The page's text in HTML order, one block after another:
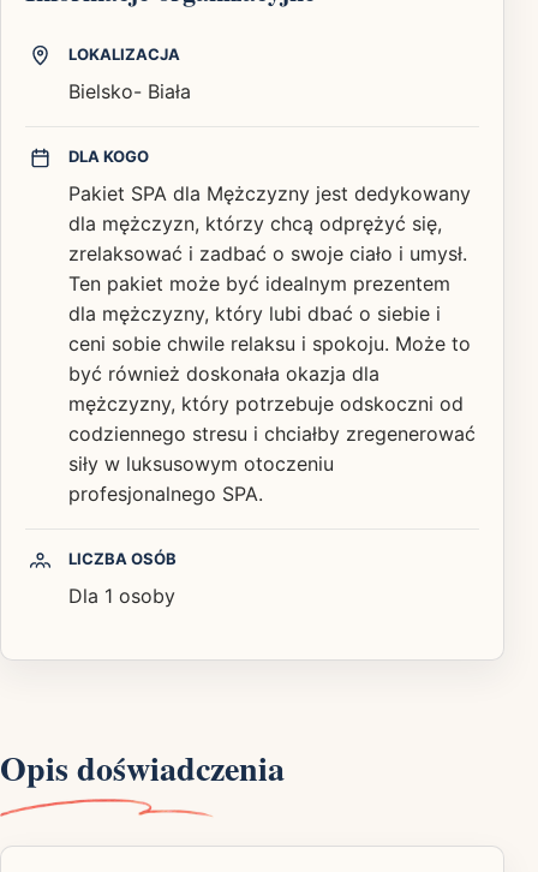
LOKALIZACJA
Bielsko- Biała
DLA KOGO
Pakiet SPA dla Mężczyzny jest dedykowany
dla mężczyzn, którzy chcą odprężyć się,
zrelaksować i zadbać o swoje ciało i umysł.
Ten pakiet może być idealnym prezentem
dla mężczyzny, który lubi dbać o siebie i
ceni sobie chwile relaksu i spokoju. Może to
być również doskonała okazja dla
mężczyzny, który potrzebuje odskoczni od
codziennego stresu i chciałby zregenerować
siły w luksusowym otoczeniu
profesjonalnego SPA.
LICZBA OSÓB
Dla 1 osoby
Opis doświadczenia